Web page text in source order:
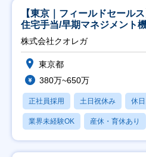
【東京｜フィールドセール
住宅手当/早期マネジメント
株式会社クオレガ
東京都
380万~650万
正社員採用 土日祝休み 休
業界未経験OK 産休・育休あり